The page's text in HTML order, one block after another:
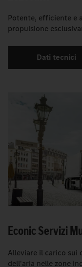
Potente, efficiente e
propulsione
Dati tecnici
Econic Servizi
Alleviare il carico sui
dell'aria nelle zone